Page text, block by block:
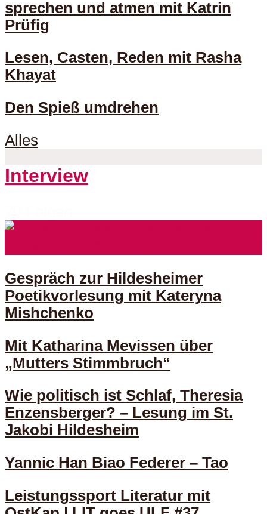
sprechen und atmen mit Katrin
Prüfig
Lesen, Casten, Reden mit Rasha
Khayat
Den Spieß umdrehen
Alles
Interview
Gespräch zur Hildesheimer
Poetikvorlesung mit Kateryna
Mishchenko
Mit Katharina Mevissen über
„Mutters Stimmbruch“
Wie politisch ist Schlaf, Theresia
Enzensberger? – Lesung im St.
Jakobi Hildesheim
Yannic Han Biao Federer – Tao
Leistungssport Literatur mit